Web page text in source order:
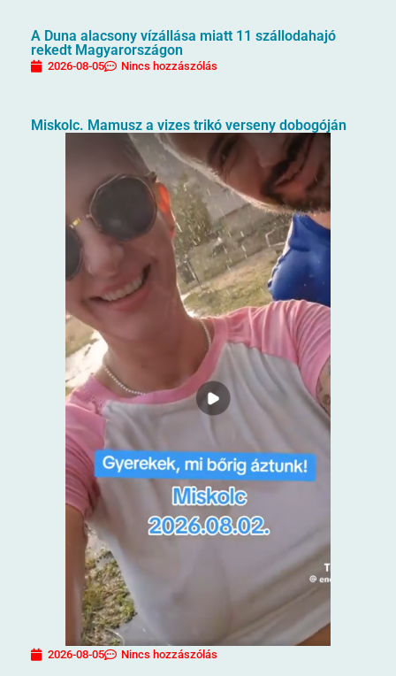
A Duna alacsony vízállása miatt 11 szállodahajó
rekedt Magyarországon
2026-08-05 Nincs hozzászólás
Miskolc. Mamusz a vizes trikó verseny dobogóján
2026-08-05 Nincs hozzászólás